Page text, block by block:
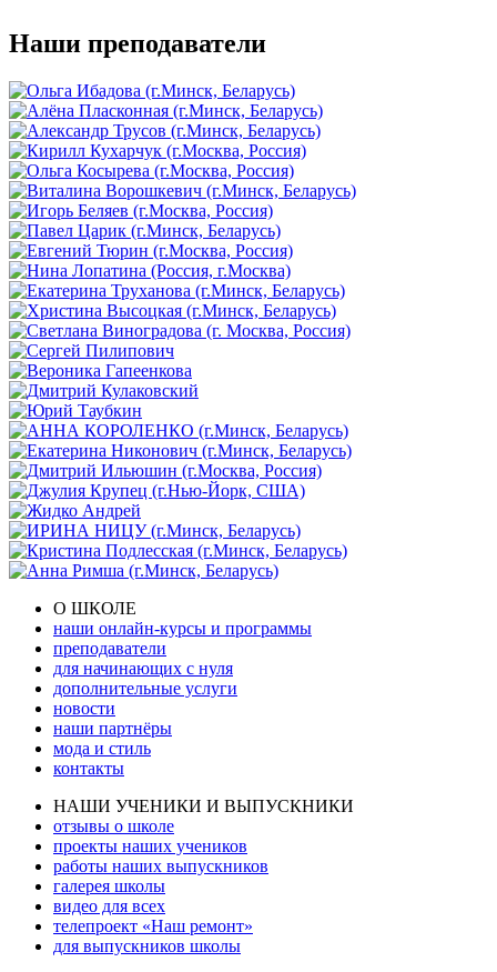
Наши преподаватели
О ШКОЛЕ
наши онлайн-курсы и программы
преподаватели
для начинающих с нуля
дополнительные услуги
новости
наши партнёры
мода и стиль
контакты
НАШИ УЧЕНИКИ И ВЫПУСКНИКИ
отзывы о школе
проекты наших учеников
работы наших выпускников
галерея школы
видео для всех
телепроект «Наш ремонт»
для выпускников школы